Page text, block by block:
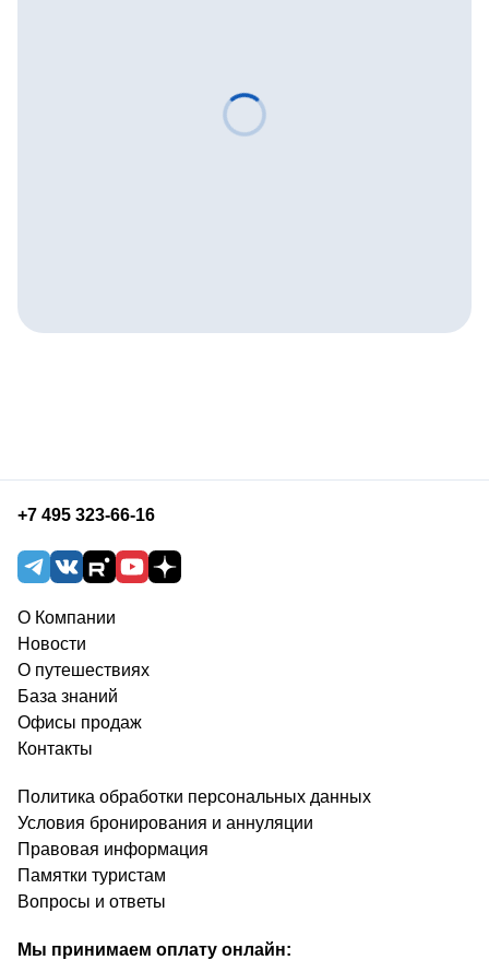
+7 495 323-66-16
О Компании
Новости
О путешествиях
База знаний
Офисы продаж
Контакты
Политика обработки персональных данных
Условия бронирования и аннуляции
Правовая информация
Памятки туристам
Вопросы и ответы
Мы принимаем оплату онлайн: